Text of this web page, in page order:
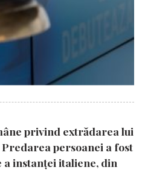
privind extrădarea lui
persoanei a fost
instanţei italiene, din